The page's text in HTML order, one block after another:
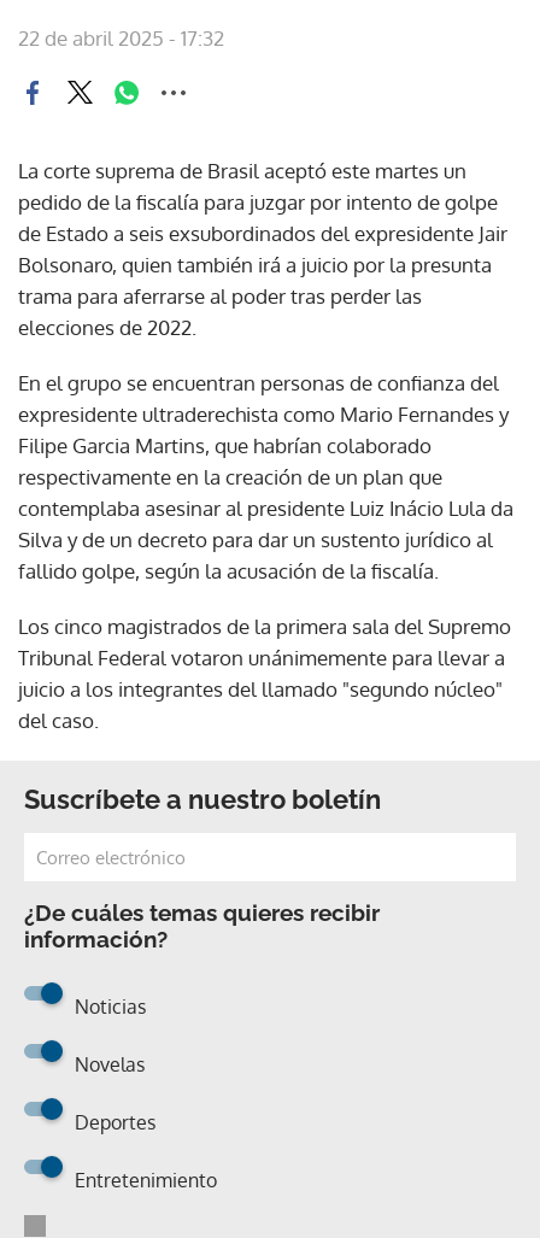
22 de abril 2025 - 17:32
La corte suprema de Brasil aceptó este martes un
pedido de la fiscalía para juzgar por intento de golpe
de Estado a seis exsubordinados del expresidente Jair
Bolsonaro, quien también irá a juicio por la presunta
trama para aferrarse al poder tras perder las
elecciones de 2022.
En el grupo se encuentran personas de confianza del
expresidente ultraderechista como Mario Fernandes y
Filipe Garcia Martins, que habrían colaborado
respectivamente en la creación de un plan que
contemplaba asesinar al presidente Luiz Inácio Lula da
Silva y de un decreto para dar un sustento jurídico al
fallido golpe, según la acusación de la fiscalía.
Los cinco magistrados de la primera sala del Supremo
Tribunal Federal votaron unánimemente para llevar a
juicio a los integrantes del llamado "segundo núcleo"
del caso.
Suscríbete a nuestro boletín
¿De cuáles temas quieres recibir
información?
Noticias
Novelas
Deportes
Entretenimiento